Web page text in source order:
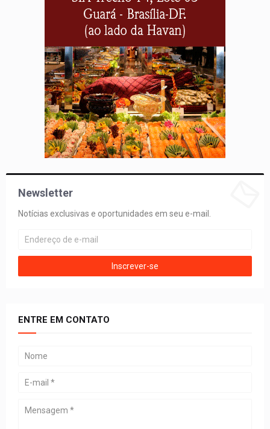
Newsletter
Notícias exclusivas e oportunidades em seu e-mail.
ENTRE EM CONTATO